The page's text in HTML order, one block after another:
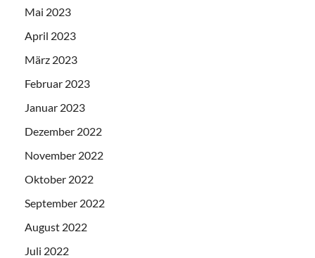
Mai 2023
April 2023
März 2023
Februar 2023
Januar 2023
Dezember 2022
November 2022
Oktober 2022
September 2022
August 2022
Juli 2022